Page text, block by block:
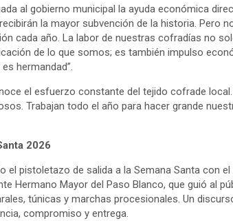
al gobierno municipal la ayuda económica
la mayor subvención de la historia. Pero
cada año. La labor de nuestras cofradías no
de lo que somos; es también impulso
hermandad”.
el esfuerzo constante del tejido cofrade
Trabajan todo el año para hacer grande
2026
el pistoletazo de salida a la Semana Santa con
Hermano Mayor del Paso Blanco, que guió al
túnicas y marchas procesionales. Un
compromiso y entrega.